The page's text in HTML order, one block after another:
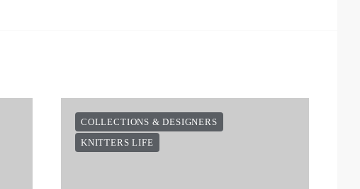
COLLECTIONS & DESIGNERS
KNITTERS LIFE